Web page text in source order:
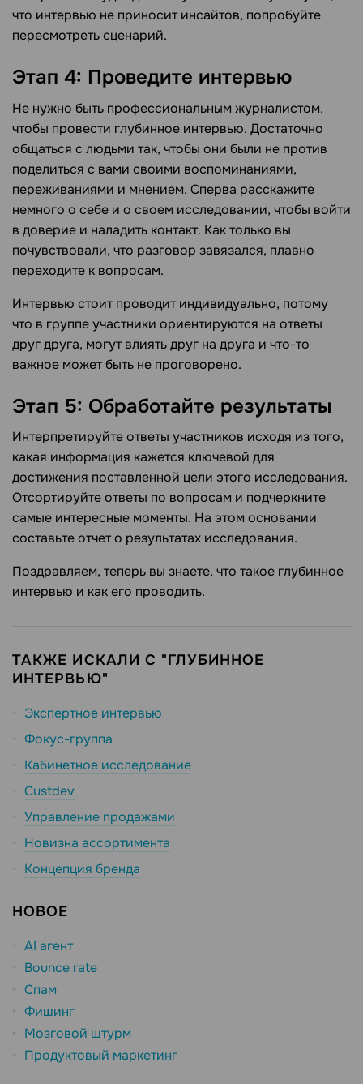
что интервью не приносит инсайтов, попробуйте
пересмотреть сценарий.
Этап 4: Проведите интервью
Не нужно быть профессиональным журналистом,
чтобы провести глубинное интервью. Достаточно
общаться с людьми так, чтобы они были не против
поделиться с вами своими воспоминаниями,
переживаниями и мнением. Сперва расскажите
немного о себе и о своем исследовании, чтобы войти
в доверие и наладить контакт. Как только вы
почувствовали, что разговор завязался, плавно
переходите к вопросам.
Интервью стоит проводит индивидуально, потому
что в группе участники ориентируются на ответы
друг друга, могут влиять друг на друга и что-то
важное может быть не проговорено.
Этап 5: Обработайте результаты
Интерпретируйте ответы участников исходя из того,
какая информация кажется ключевой для
достижения поставленной цели этого исследования.
Отсортируйте ответы по вопросам и подчеркните
самые интересные моменты. На этом основании
составьте отчет о результатах исследования.
Поздравляем, теперь вы знаете, что такое глубинное
интервью и как его проводить.
ТАКЖЕ ИСКАЛИ С "ГЛУБИННОЕ
ИНТЕРВЬЮ"
Экспертное интервью
Фокус-группа
Кабинетное исследование
Custdev
Управление продажами
Новизна ассортимента
Концепция бренда
НОВОЕ
AI агент
Bounce rate
Спам
Фишинг
Мозговой штурм
Продуктовый маркетинг